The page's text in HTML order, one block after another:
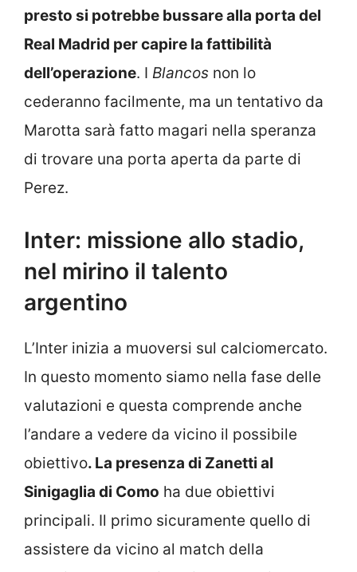
presto si potrebbe bussare alla porta del
Real Madrid per capire la fattibilità
dell’operazione. I Blancos non lo
cederanno facilmente, ma un tentativo da
Marotta sarà fatto magari nella speranza
di trovare una porta aperta da parte di
Perez.
Inter: missione allo stadio,
nel mirino il talento
argentino
L’Inter inizia a muoversi sul calciomercato.
In questo momento siamo nella fase delle
valutazioni e questa comprende anche
l’andare a vedere da vicino il possibile
obiettivo. La presenza di Zanetti al
Sinigaglia di Como ha due obiettivi
principali. Il primo sicuramente quello di
assistere da vicino al match della